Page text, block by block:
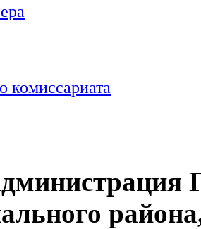
комиссариата